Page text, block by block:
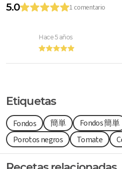
5.0
1 comentario
Hace 5 años
Etiquetas
Fondos 簡単 Fondos 簡単
Porotos negros
Tomate